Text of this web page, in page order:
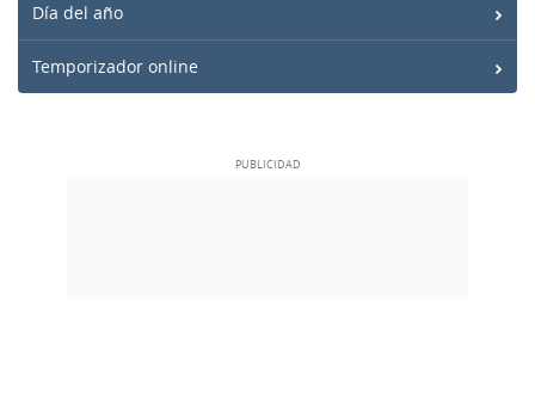
Día del año
Temporizador online